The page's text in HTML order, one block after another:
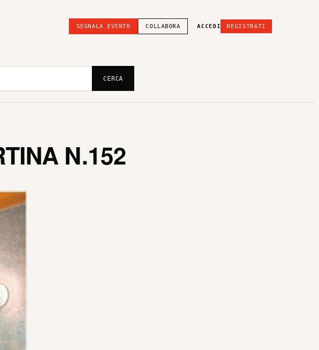
SEGNALA EVENTO COLLABORA ACCEDI REGISTRATI
CERCA
N.152